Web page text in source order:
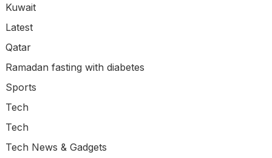
Kuwait
Latest
Qatar
Ramadan fasting with diabetes
Sports
Tech
Tech
Tech News & Gadgets